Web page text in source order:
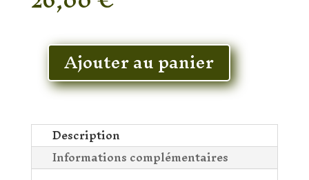
En stock
quantité
Bracelet
8mm
Ajouter au panier
Description
Informations complémentaires